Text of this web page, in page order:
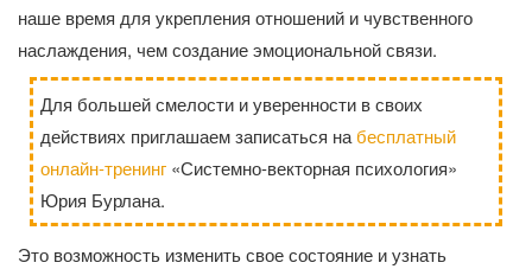
наше время для укрепления отношений и чувственного
наслаждения, чем создание эмоциональной связи.
Для большей смелости и уверенности в своих
действиях приглашаем записаться набесплатный
онлайн-тренинг «Системно-векторная психология»
Юрия Бурлана.
Это возможность изменить свое состояние и узнать